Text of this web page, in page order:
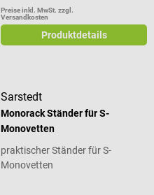
Preise inkl. MwSt. zzgl.
Versandkosten
Produktdetails
Sarstedt
Monorack Ständer für S-
Monovetten
praktischer Ständer für S-
Monovetten